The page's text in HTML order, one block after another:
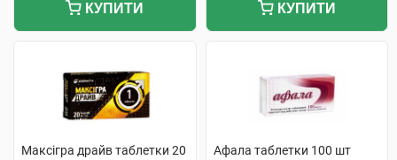
КУПИТИ КУПИТИ
Максігра драйв таблетки 20
Афала таблетки 100 шт